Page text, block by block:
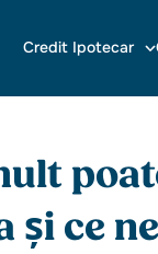
Credit Ipotecar
și ce